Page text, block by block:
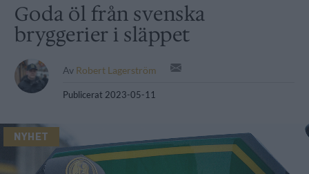
Goda öl från svenska
bryggerier i släppet
Av Robert Lagerström
Publicerat 2023-05-11
NYHET